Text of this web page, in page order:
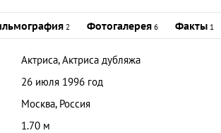
2 Фотогалерея 6 Факты 1
Актриса, Актриса дубляжа
26 июля 1996 год
Москва, Россия
1.70 м